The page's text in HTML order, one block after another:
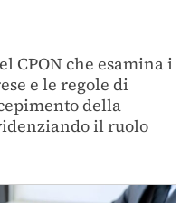
CPON che esamina i
e le regole di
della
il ruolo